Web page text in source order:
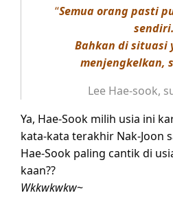
“Semua orang pasti
sendiri.
Bahkan di situasi
menjengkelkan,
Lee Hae-sook,
Ya, Hae-Sook milih usia ini
kata-kata terakhir Nak-Joon
Hae-Sook paling cantik di
kaan??
Wkkwkwkw~